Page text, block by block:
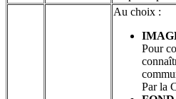
Au choix :
Pour
Par la